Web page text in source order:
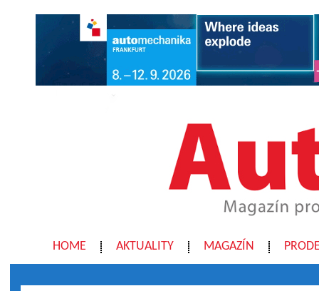
HOME AKTUALITY MAGAZÍN